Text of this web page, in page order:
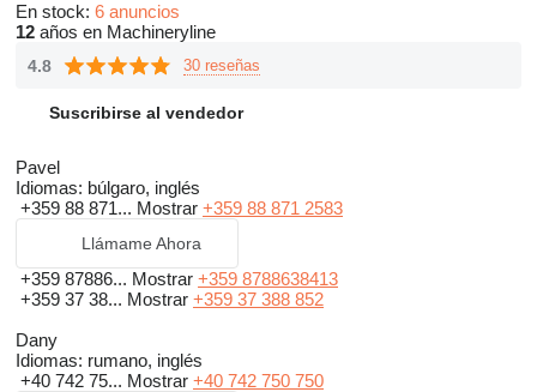
En stock: 6 anuncios
12 años en Machineryline
4.8 30 reseñas
Suscribirse al vendedor
Pavel
Idiomas: búlgaro, inglés
+359 88 871... Mostrar +359 88 871 2583
Llámame Ahora
+359 87886... Mostrar +359 8788638413
+359 37 38... Mostrar +359 37 388 852
Dany
Idiomas: rumano, inglés
+40 742 75... Mostrar +40 742 750 750